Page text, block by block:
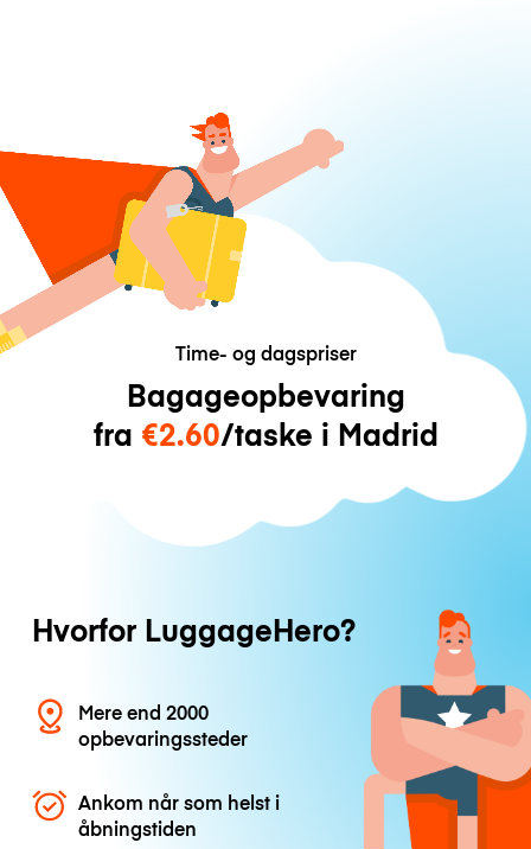
Time- og dagspriser
Bagageopbevaring
fra €2.60/taske i Madrid
Hvorfor LuggageHero?
Mere end 2000
opbevaringssteder
Ankom når som helst i
åbningstiden